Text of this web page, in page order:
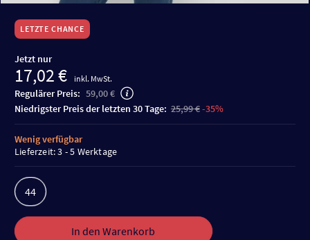
LETZTE CHANCE
Jetzt nur
17,02 € inkl. MwSt.
Regulärer Preis: 59,00 €
niedrigster Preis der letzten 30 Tage: 25,99 €-35%
44
In den Warenkorb
Wenig verfügbar
Lieferzeit: 3 - 5 Werktage